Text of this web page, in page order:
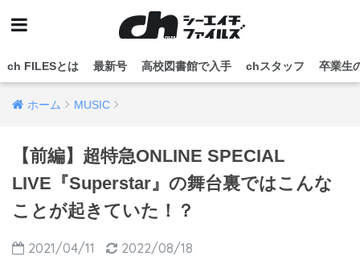
ch FILESとは 最新号 高校図書館で入手 chスタッフ 卒業生
ホーム MUSIC
【前編】超特急ONLINE SPECIAL
LIVE『Superstar』の舞台裏ではこんな
ことが起きていた！？
2021/04/11 2022/08/18